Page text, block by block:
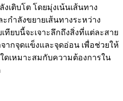
เติบโต โดยมุ่งเน้นเส้นทาง
กำลังขยายเส้นทางระหว่าง
ทียบนี้จะเจาะลึกถึงสิ่งที่แต่ละสาย
ากจุดแข็งและจุดอ่อน เพื่อช่วยให้
เหมาะสมกับความต้องการใน